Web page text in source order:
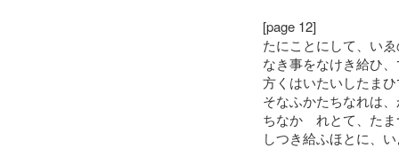
[page 12]
たにことにして、い
なき事をなけき給ひ
方くはいたいしたま
そなふかたちなれは
ちなかゝれとて、た
しつき給ふほとに、